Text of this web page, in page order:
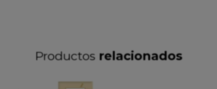
Productos relacionados